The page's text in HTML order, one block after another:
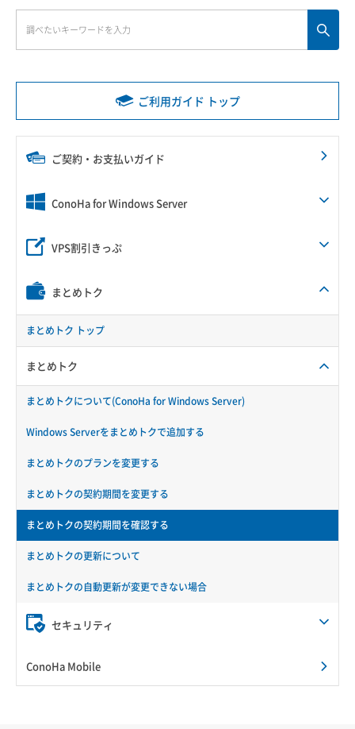
ご利用ガイド トップ
ご契約・お支払いガイド
ConoHa for Windows Server
VPS割引きっぷ
まとめトク
まとめトク トップ
まとめトク
まとめトクについて(ConoHa for Windows Server)
Windows Serverをまとめトクで追加する
まとめトクのプランを変更する
まとめトクの契約期間を変更する
まとめトクの契約期間を確認する
まとめトクの更新について
まとめトクの自動更新が変更できない場合
セキュリティ
ConoHa Mobile